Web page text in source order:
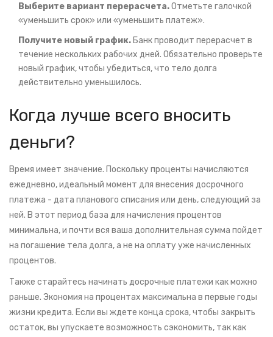
Выберите вариант перерасчета.Отметьте галочкой
«уменьшить срок» или «уменьшить платеж».
Получите новый график. Банк проводит перерасчет в
течение нескольких рабочих дней. Обязательно проверьте
новый график, чтобы убедиться, что тело долга
действительно уменьшилось.
Когда лучше всего вносить
деньги?
Время имеет значение. Поскольку проценты начисляются
ежедневно, идеальный момент для внесения досрочного
платежа - дата планового списания или день, следующий за
ней. В этот период база для начисления процентов
минимальна, и почти вся ваша дополнительная сумма пойдет
на погашение тела долга, а не на оплату уже начисленных
процентов.
Также старайтесь начинать досрочные платежи как можно
раньше. Экономия на процентах максимальна в первые годы
жизни кредита. Если вы ждете конца срока, чтобы закрыть
остаток, вы упускаете возможность сэкономить, так как